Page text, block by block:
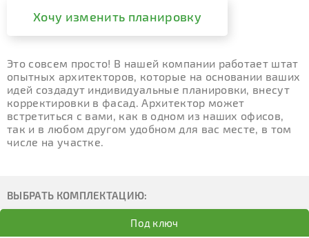
Хочу изменить планировку
Это совсем просто! В нашей компании работает штат
опытных архитекторов, которые на основании ваших
идей создадут индивидуальные планировки, внесут
корректировки в фасад. Архитектор может
встретиться с вами, как в одном из наших офисов,
так и в любом другом удобном для вас месте, в том
числе на участке.
ВЫБРАТЬ КОМПЛЕКТАЦИЮ:
Под ключ